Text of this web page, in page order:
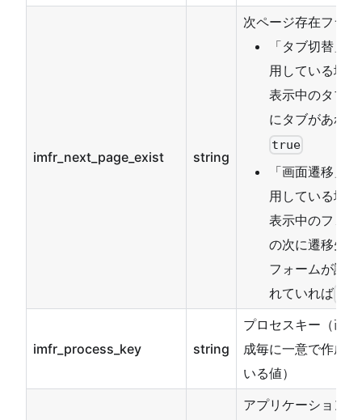
imfr_next_page_exist string
次ページ存在フラグ
「タブ切替」
用している場
表示中のタブ
にタブがあれば
true
「画面遷移」
用している場
表示中のフォ
の次に遷移先
フォームが設
れていれば
imfr_process_key string
プロセスキー（画
成毎に一意で作成
いる値）
アプリケーション